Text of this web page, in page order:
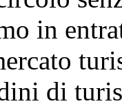
in
di